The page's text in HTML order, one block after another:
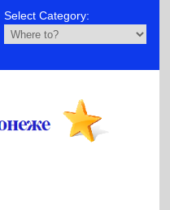
Select Category: